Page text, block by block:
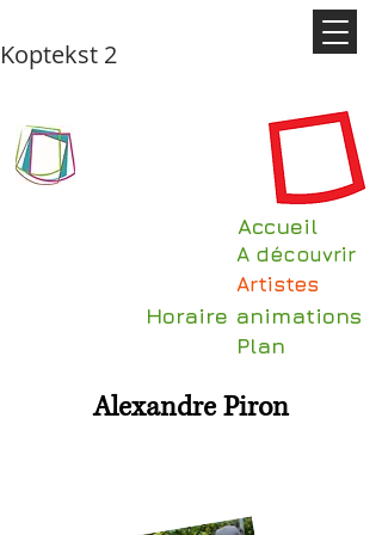
Koptekst 2
Accueil
A découvrir
Artistes
Horaire animations
Plan
Alexandre Piron